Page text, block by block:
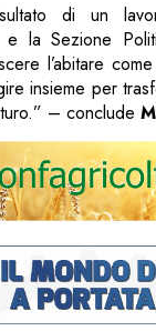
di un
e la Sezione
l’abitare
insieme per
– conclude